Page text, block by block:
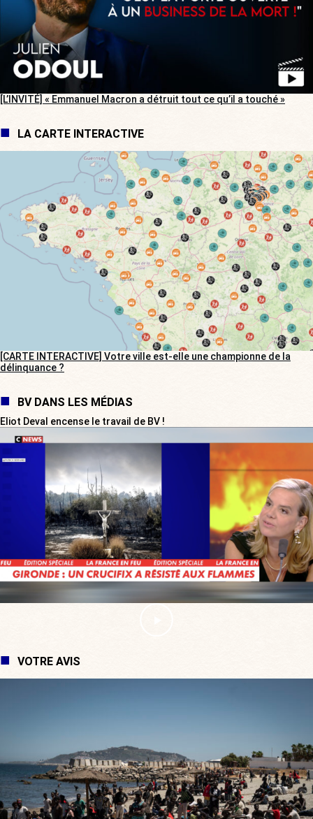
[L’INVITÉ] « Emmanuel Macron a détruit tout ce qu’il a touché »
LA CARTE INTERACTIVE
[CARTE INTERACTIVE] Votre ville est-elle une championne de la
délinquance ?
BV DANS LES MÉDIAS
Eliot Deval encense le travail de BV !
VOTRE AVIS